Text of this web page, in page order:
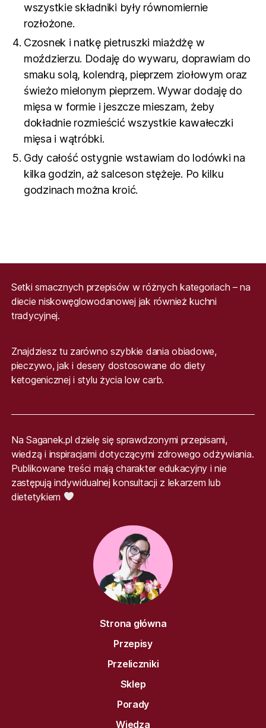
wszystkie składniki były równomiernie
rozłożone.
Czosnek i natkę pietruszki miażdżę w
moździerzu. Dodaję do wywaru, doprawiam do
smaku solą, kolendrą, pieprzem ziołowym oraz
świeżo mielonym pieprzem. Wywar dodaję do
mięsa w formie i jeszcze mieszam, żeby
dokładnie rozmieścić wszystkie kawałeczki
mięsa i wątróbki.
Gdy całość ostygnie wstawiam do lodówki na
kilka godzin, aż salceson stężeje. Po kilku
godzinach można kroić.
Setki smacznych przepisów w różnych kategoriach – na
diecie niskowęglowodanowej jak również kuchni
tradycyjnej.
Znajdziesz tu zarówno szybkie dania obiadowe,
pieczywo, jak i desery dostosowane do diety
ketogenicznej i stylu życia low carb.
Na Saganek.pl dzielę się sprawdzonymi przepisami,
wiedzą i inspiracjami dotyczącymi zdrowego odżywiania.
Publikowane treści mają charakter edukacyjny i nie
zastępują indywidualnej konsultacji z lekarzem lub
dietetykiem
Strona główna
Przepisy
Przeliczniki
Sklep
Porady
Wiedza